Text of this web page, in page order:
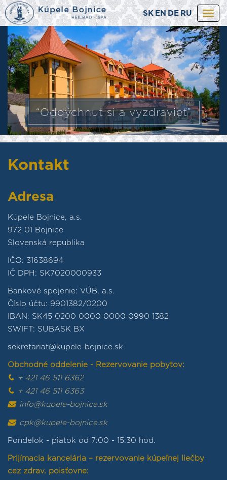
SK EN DE RU
“Oddýchnuť si a vyzdravieť”
Kontakt
Adresa
Kúpele Bojnice, a.s.
972 01 Bojnice
Slovenská republika
IČO: 31638694
IČ DPH: SK7020000933
Bankové spojenie: VÚB, a.s.
Číslo účtu: 9901382/0200
IBAN: SK45 0200 0000 0000 0990 1382
SWIFT: SUBASK BX
sekretariat@kupele-bojnice.sk
Obchodné oddelenie - Rezervovanie pobytov:
+ 421 46 511 6362
+ 421 46 511 6363
info@kupele-bojnice.sk
cpk@kupele-bojnice.sk
Pondelok - piatok od 7:00 - 15:30 hod.
Prijímacia kancelária – rezervovanie kúpeľnej liečby
cez zdrav. poisťovne: